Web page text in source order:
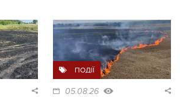
ПОДІЇ
05.08.26